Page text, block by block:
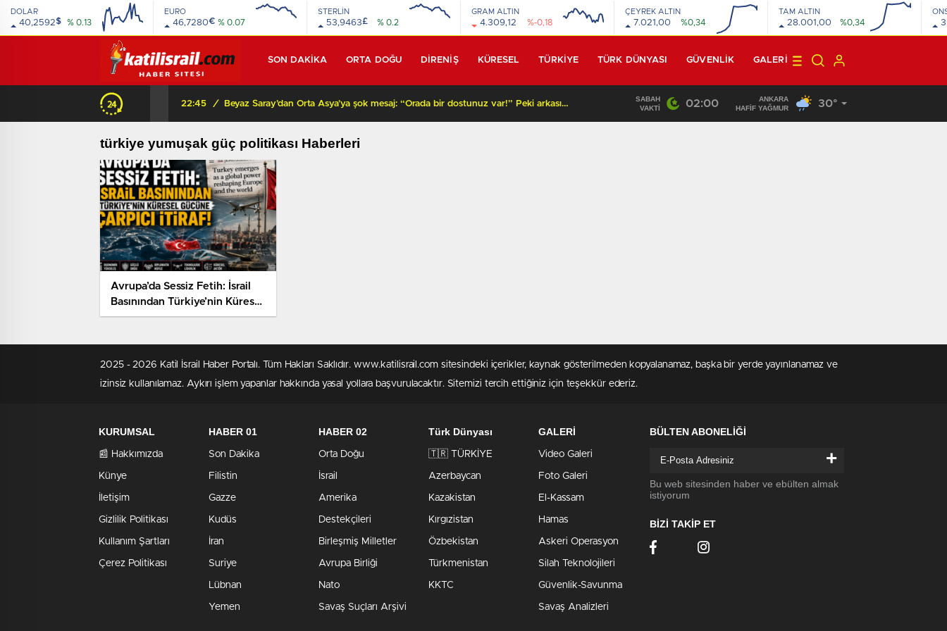
DOLAR
40,2592$ % 0.13
EURO
46,7280€ % 0.07
STERLİN
53,9463£ % 0.2
GRAM ALTIN
4.309,12 %-0,18
ÇEYREK ALTIN
7.021,00 %0,34
TAM ALTIN
28.001,00 %0,34
SON DAKİKA ORTA DOĞU DİRENİŞ KÜRESEL TÜRKİYE TÜRK DÜNYASI GÜVENLİK GALERI
22:45 / Beyaz Saray’dan Orta Asya’ya şok mesaj: “Orada bir dostunuz var!” Peki arkasında ne var? 22:10 /
SABAH
VAKTI
02:00
ANKARA
HAFİF YAĞMUR
30°
türkiye yumuşak güç politikası Haberleri
Avrupa’da Sessiz Fetih: İsrail
Basınından Türkiye’nin Küresel
Gücüne Çarpıcı İtiraf!
2025 - 2026 Katil İsrail Haber Portalı. Tüm Hakları Saklıdır. www.katilisrail.com sitesindeki içerikler, kaynak gösterilmeden kopyalanamaz, başka bir yerde yayınlanamaz ve
izinsiz kullanılamaz. Aykırı işlem yapanlar hakkında yasal yollara başvurulacaktır. Sitemizi tercih ettiğiniz için teşekkür ederiz.
KURUMSAL
📰 Hakkımızda
Künye
İletişim
Gizlilik Politikası
Kullanım Şartları
Çerez Politikası
HABER 01
Son Dakika
Filistin
Gazze
Kudüs
İran
Suriye
Lübnan
Yemen
HABER 02
Orta Doğu
İsrail
Amerika
Destekçileri
Birleşmiş Milletler
Avrupa Birliği
Nato
Savaş Suçları Arşivi
Türk Dünyası
🇹🇷 TÜRKİYE
Azerbaycan
Kazakistan
Kırgızistan
Özbekistan
Türkmenistan
KKTC
GALERİ
Video Galeri
Foto Galeri
El-Kassam
Hamas
Askeri Operasyon
Silah Teknolojileri
Güvenlik-Savunma
Savaş Analizleri
BÜLTEN ABONELİĞİ
+
Bu web sitesinden haber ve ebülten almak
istiyorum
BİZİ TAKİP ET